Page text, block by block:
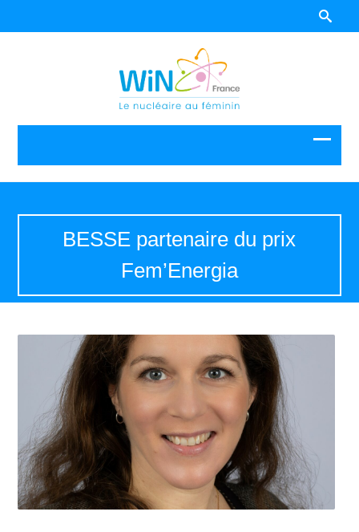
BESSE partenaire du prix
Fem’Energia